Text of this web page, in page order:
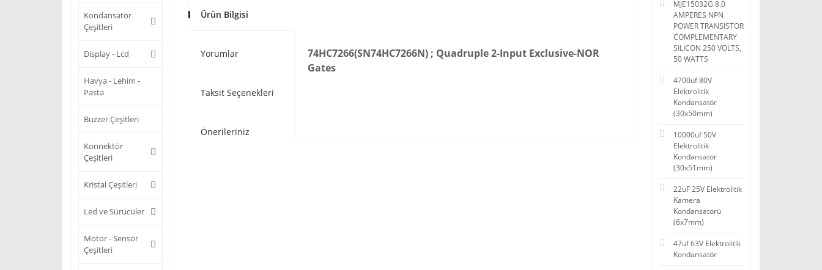
Kondansatör
Çeşitleri
Display - Lcd
Havya - Lehim -
Pasta
Buzzer Çeşitleri
Konnektör
Çeşitleri
Kristal Çeşitleri
Led ve Sürücüler
Motor - Sensör
Çeşitleri
Ürün Bilgisi
Yorumlar
Taksit Seçenekleri
Önerileriniz
74HC7266(SN74HC7266N) ; Quadruple 2-Input Exclusive-NOR
Gates
MJE15032G 8.0
AMPERES NPN
POWER TRANSISTOR
COMPLEMENTARY
SILICON 250 VOLTS,
50 WATTS
4700uf 80V
Elektrolitik
Kondansatör
(30x50mm)
10000uf 50V
Elektrolitik
Kondansatör
(30x51mm)
22uF 25V Elektrolitik
Kamera
Kondansatörü
(6x7mm)
47uf 63V Elektrolitik
Kondansatör